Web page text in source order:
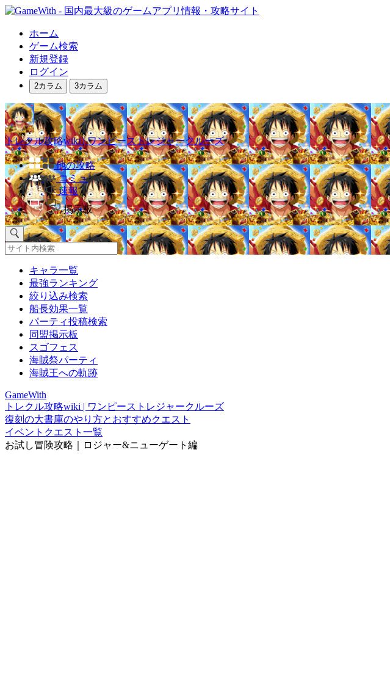
ホーム
ゲーム検索
新規登録
ログイン
2カラム 3カラム
トレクル攻略wiki | ワンピーストレジャークルーズ
他の攻略
コミュ
速報
掲示板
キャラ一覧
最強ランキング
絞り込み検索
船長効果一覧
パーティ投稿検索
同盟掲示板
スゴフェス
海賊祭パーティ
海賊王への軌跡
GameWith
トレクル攻略wiki | ワンピーストレジャークルーズ
復刻の大書庫のやり方とおすすめクエスト
イベントクエスト一覧
お試し冒険攻略｜ロジャー&ニューゲート編